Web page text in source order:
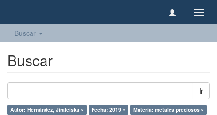
Buscar
Buscar
Ir
Autor: Hernández, Jiraleiska × Fecha: 2019 ×
Materia: metales preciosos ×